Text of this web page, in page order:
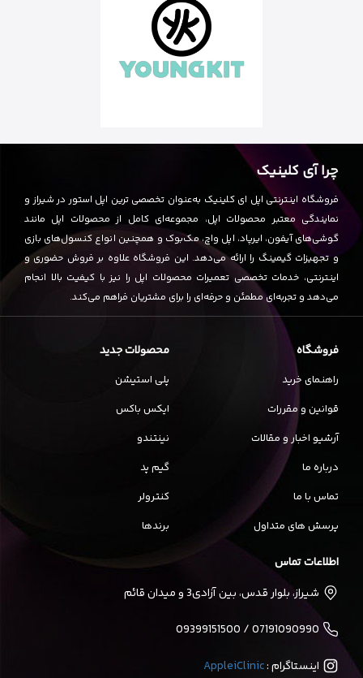
چرا آی کلینیک
فروشگاه اینترنتی اپل ای کلینیک به‌عنوان تخصصی ترین اپل استور در شیراز و
نمایندگی معتبر محصولات اپل، مجموعه‌ای کامل از محصولات اپل مانند
گوشی‌های آیفون، ایرپاد، اپل واچ، مک‌بوک و همچنین انواع کنسول‌های بازی
و تجهیزات گیمینگ را ارائه می‌دهد. این فروشگاه علاوه بر فروش حضوری و
اینترنتی، خدمات تخصصی تعمیرات محصولات اپل را نیز با کیفیت بالا انجام
می‌دهد و تجربه‌ای مطمئن و حرفه‌ای را برای مشتریان فراهم می‌کند.
فروشگاه
راهنمای خرید
قوانین و مقررات
آرشیو اخبار و مقالات
درباره ما
تماس با ما
پرسش های متداول
محصولات جدید
پلی استیشن
ایکس باکس
نینتندو
گیم پد
کنترولر
برندها
اطلاعات تماس
شیراز، بلوار قدس، بین آزادی3 و میدان قائم
07191090990 / 09399151500
اینستاگرام :AppleiClinic